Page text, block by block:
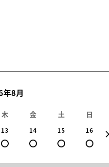
年8月
木
13
金
14
土
15
日
16